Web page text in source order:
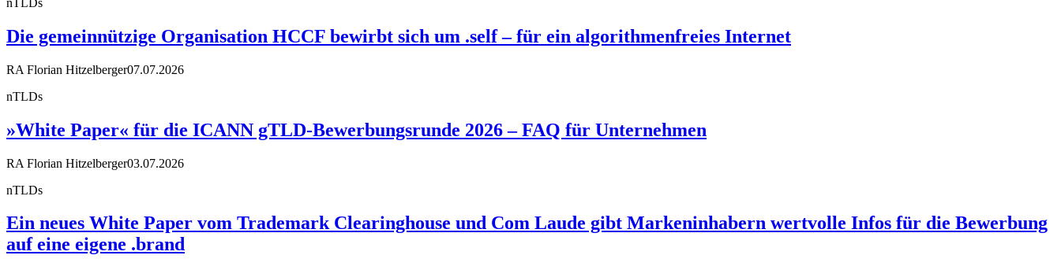
nTLDs
Die gemeinnützige Organisation HCCF bewirbt sich um .self – für ein algorithmenfreies Internet
RA Florian Hitzelberger07.07.2026
nTLDs
»White Paper« für die ICANN gTLD-Bewerbungsrunde 2026 – FAQ für Unternehmen
RA Florian Hitzelberger03.07.2026
nTLDs
Ein neues White Paper vom Trademark Clearinghouse und Com Laude gibt Markeninhabern wertvolle Infos für die Bewerbung
auf eine eigene .brand